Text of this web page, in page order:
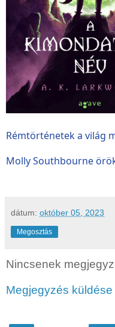
Rémtörténetek a világ
Molly Southbourne
dátum: október 05, 2023
Megosztás
Nincsenek
Megjegyzés küldése